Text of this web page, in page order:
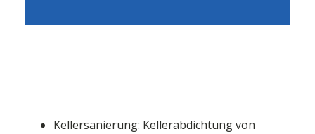
Kellersanierung: Kellerabdichtung von